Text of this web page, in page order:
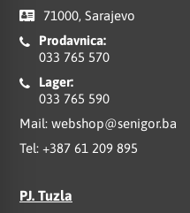
71000, Sarajevo
Prodavnica:
033 765 570
Lager:
033 765 590
Mail: webshop@senigor.ba
Tel: +387 61 209 895
PJ. Tuzla